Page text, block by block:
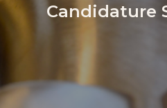
Candidature